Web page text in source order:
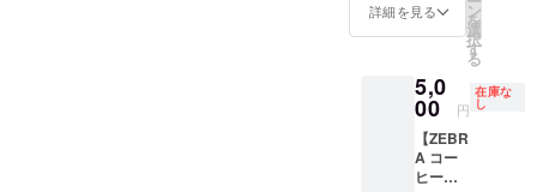
掲載希
望がな
「掲載
不要」
とご記
入くだ
さい。
パーク
営業終
掲出方
法：ク
ラブハ
ウス入
口正
面、芳
す。 ②
クラブ
正面に
御芳名
させて
いただ
きま
す。 掲
依頼い
たしま
ハウス
正面に
御芳名
させて
いただ
くださ
い。 ＜
田 太郎
※万が
一、天
災など
のやむ
を得な
A
Croissa
nt コー
ヒー券
４枚
（全ド
リンク
に使え
よりも
出。 ※
御芳名
人、自
治体、
または
ていた
だきま
間：
2026年
9月1
日〜ス
ポーツ
パーク
詳細を見る ン
を
選
択
す
る
5,0
00 円
在庫な
し
【ZEBR
A コー
ヒー